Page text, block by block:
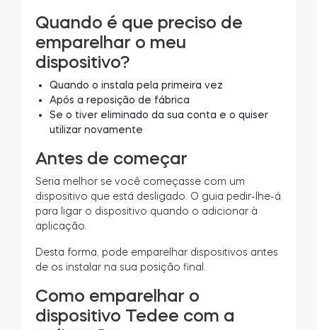
Quando é que preciso de
emparelhar o meu
dispositivo?
Quando o instala pela primeira vez
Após a reposição de fábrica
Se o tiver eliminado da sua conta e o quiser
utilizar novamente
Antes de começar
Seria melhor se você começasse com um
dispositivo que está desligado. O guia pedir-lhe-á
para ligar o dispositivo quando o adicionar à
aplicação.
Desta forma, pode emparelhar dispositivos antes
de os instalar na sua posição final.
Como emparelhar o
dispositivo Tedee com a